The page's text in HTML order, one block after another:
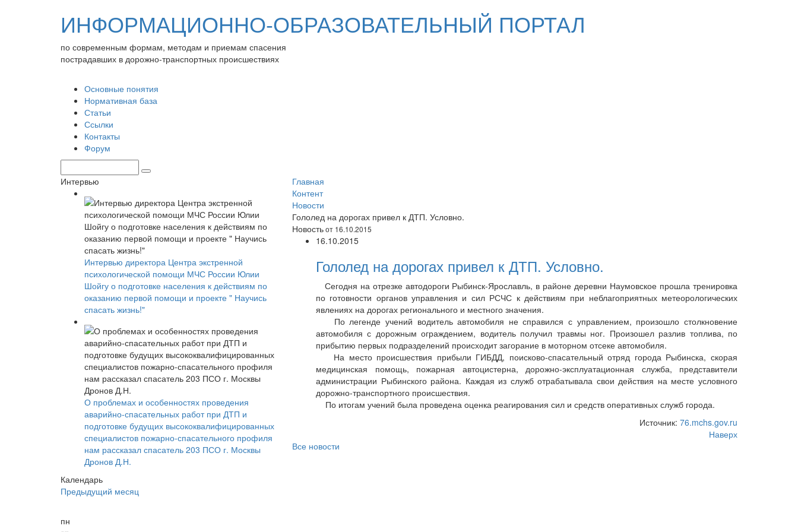
ИНФОРМАЦИОННО-ОБРАЗОВАТЕЛЬНЫЙ ПОРТАЛ
по современным формам, методам и приемам спасения
пострадавших в дорожно-транспортных происшествиях
Основные понятия
Нормативная база
Статьи
Ссылки
Контакты
Форум
Интервью
Интервью директора Центра экстренной
психологической помощи МЧС России Юлии
Шойгу о подготовке населения к действиям по
оказанию первой помощи и проекте " Научись
спасать жизнь!"
О проблемах и особенностях проведения
аварийно-спасательных работ при ДТП и
подготовке будущих высококвалифицированных
специалистов пожарно-спасательного профиля
нам рассказал спасатель 203 ПСО г. Москвы
Дронов Д.Н.
Календарь
Предыдущий месяц
пн
Главная
Контент
Новости
Гололед на дорогах привел к ДТП. Условно.
Новостьот 16.10.2015
16.10.2015
Гололед на дорогах привел к ДТП. Условно.
Сегодня на отрезке автодороги Рыбинск-Ярославль, в районе деревни Наумовское прошла тренировка
по готовности органов управления и сил РСЧС к действиям при неблагоприятных метеорологических
явлениях на дорогах регионального и местного значения.
По легенде учений водитель автомобиля не справился с управлением, произошло столкновение
автомобиля с дорожным ограждением, водитель получил травмы ног. Произошел разлив топлива, по
прибытию первых подразделений происходит загорание в моторном отсеке автомобиля.
На место происшествия прибыли ГИБДД, поисково-спасательный отряд города Рыбинска, скорая
медицинская помощь, пожарная автоцистерна, дорожно-эксплуатационная служба, представители
администрации Рыбинского района. Каждая из служб отрабатывала свои действия на месте условного
дорожно-транспортного происшествия.
По итогам учений была проведена оценка реагирования сил и средств оперативных служб города.
Источник: 76.mchs.gov.ru
Наверх
Все новости